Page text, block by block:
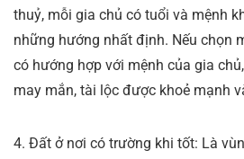
thuỷ, mỗi gia chủ có tuổi và mệnh
những hướng nhất định. Nếu chọn
có hướng hợp với mệnh của gia
may mắn, tài lộc được khoẻ mạnh
4. Đất ở nơi có trường khi tốt: Là